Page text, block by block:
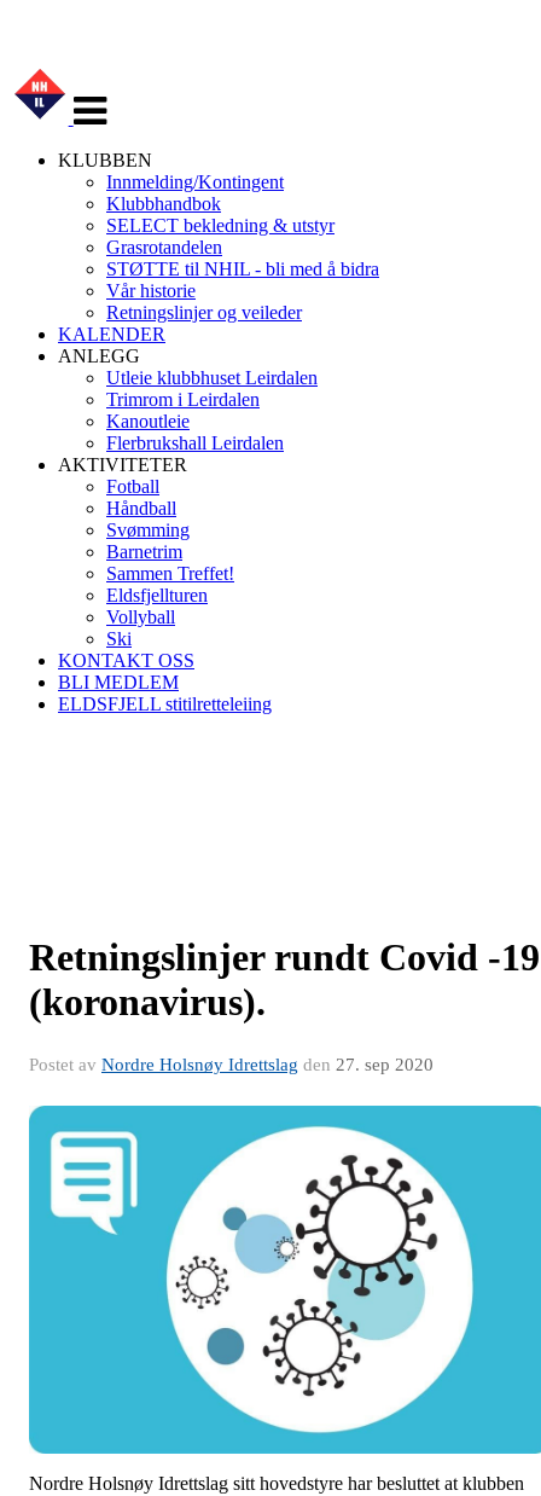
navigasjon
KLUBBEN
Innmelding/Kontingent
Klubbhandbok
SELECT bekledning & utstyr
Grasrotandelen
STØTTE til NHIL - bli med å bidra
Vår historie
Retningslinjer og veileder
KALENDER
ANLEGG
Utleie klubbhuset Leirdalen
Trimrom i Leirdalen
Kanoutleie
Flerbrukshall Leirdalen
AKTIVITETER
Fotball
Håndball
Svømming
Barnetrim
Sammen Treffet!
Eldsfjellturen
Vollyball
Ski
KONTAKT OSS
BLI MEDLEM
ELDSFJELL stitilretteleiing
Retningslinjer rundt Covid -19
(koronavirus).
Postet av Nordre Holsnøy Idrettslag den 27. sep 2020
Nordre Holsnøy Idrettslag sitt hovedstyre har besluttet at klubben